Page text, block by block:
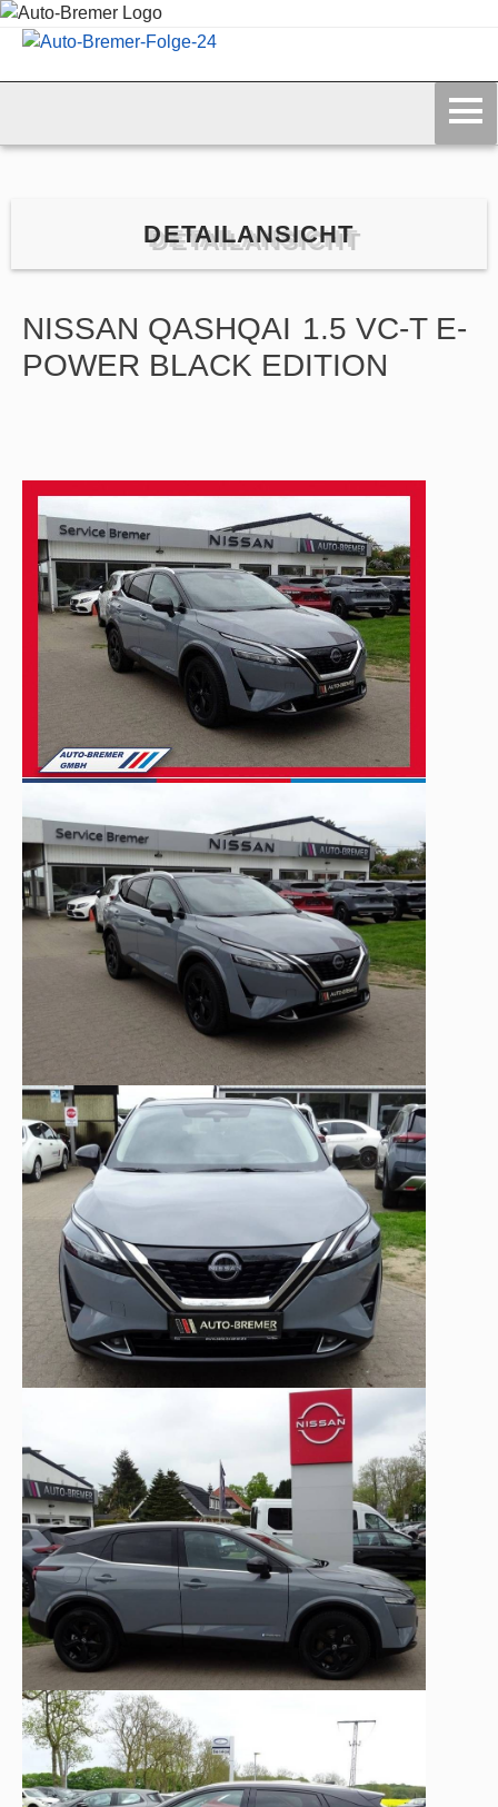
DETAILANSICHT
NISSAN QASHQAI 1.5 VC-T E-
POWER BLACK EDITION